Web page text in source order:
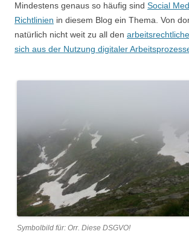
Mindestens genaus so häufig sind Social
Richtlinien in diesem Blog ein Thema. Von
natürlich nicht weit zu all den
sich aus der Nutzung digitaler
Symbolbild für: Orr. Diese DSGVO!